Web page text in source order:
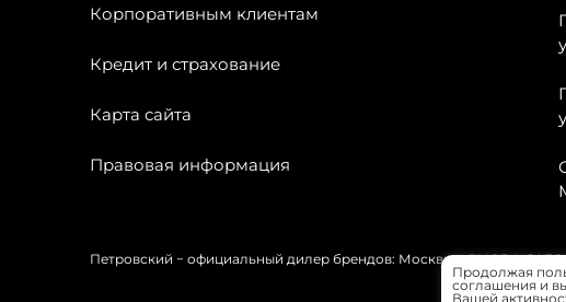
Корпоративным клиентам
Кредит и страхование
Карта сайта
Правовая информация
Петровский − официальный дилер брендов: Москвич, OMODA,
Продолжая
соглашения и
Вашей